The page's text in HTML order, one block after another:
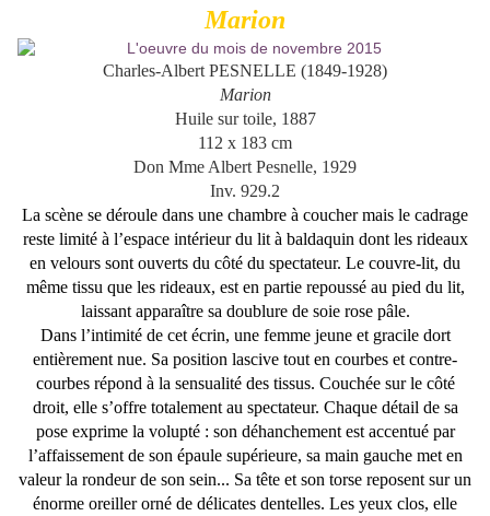
Marion
Charles-Albert PESNELLE (1849-1928)
Marion
Huile sur toile, 1887
112 x 183 cm
Don Mme Albert Pesnelle, 1929
Inv. 929.2
La scène se déroule dans une chambre à coucher mais le cadrage
reste limité à l’espace intérieur du lit à baldaquin dont les rideaux
en velours sont ouverts du côté du spectateur. Le couvre-lit, du
même tissu que les rideaux, est en partie repoussé au pied du lit,
laissant apparaître sa doublure de soie rose pâle.
Dans l’intimité de cet écrin, une femme jeune et gracile dort
entièrement nue. Sa position lascive tout en courbes et contre-
courbes répond à la sensualité des tissus. Couchée sur le côté
droit, elle s’offre totalement au spectateur. Chaque détail de sa
pose exprime la volupté : son déhanchement est accentué par
l’affaissement de son épaule supérieure, sa main gauche met en
valeur la rondeur de son sein... Sa tête et son torse reposent sur un
énorme oreiller orné de délicates dentelles. Les yeux clos, elle